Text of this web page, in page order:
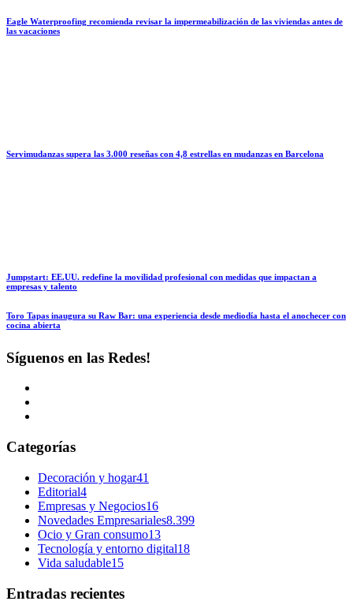
Eagle Waterproofing recomienda revisar la impermeabilización de las viviendas antes de
las vacaciones
Servimudanzas supera las 3.000 reseñas con 4,8 estrellas en mudanzas en Barcelona
Jumpstart: EE.UU. redefine la movilidad profesional con medidas que impactan a
empresas y talento
Toro Tapas inaugura su Raw Bar: una experiencia desde mediodía hasta el anochecer con
cocina abierta
Síguenos en las Redes!
Categorías
Decoración y hogar41
Editorial4
Empresas y Negocios16
Novedades Empresariales8.399
Ocio y Gran consumo13
Tecnología y entorno digital18
Vida saludable15
Entradas recientes